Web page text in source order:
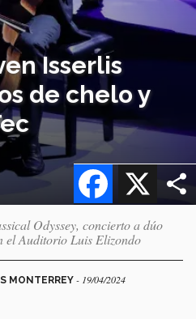
Isserlis
de chelo y
X
Facebook
Odyssey, concierto a dúo
el Auditorio Luis Elizondo
MONTERREY - 19/04/2024